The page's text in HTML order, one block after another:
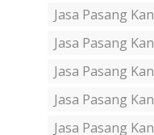
Jasa Pasang
Jasa Pasang
Jasa Pasang
Jasa Pasang
Jasa Pasang